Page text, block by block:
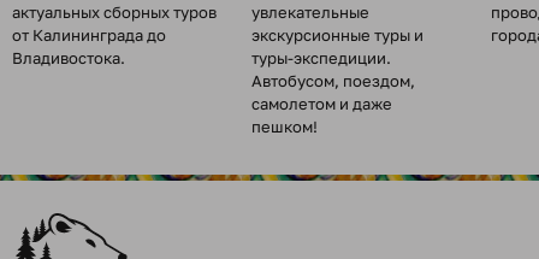
актуальных сборных туров
от Калининграда до
Владивостока.
увлекательные
экскурсионные туры и
туры-экспедиции.
Автобусом, поездом,
самолетом и даже
пешком!